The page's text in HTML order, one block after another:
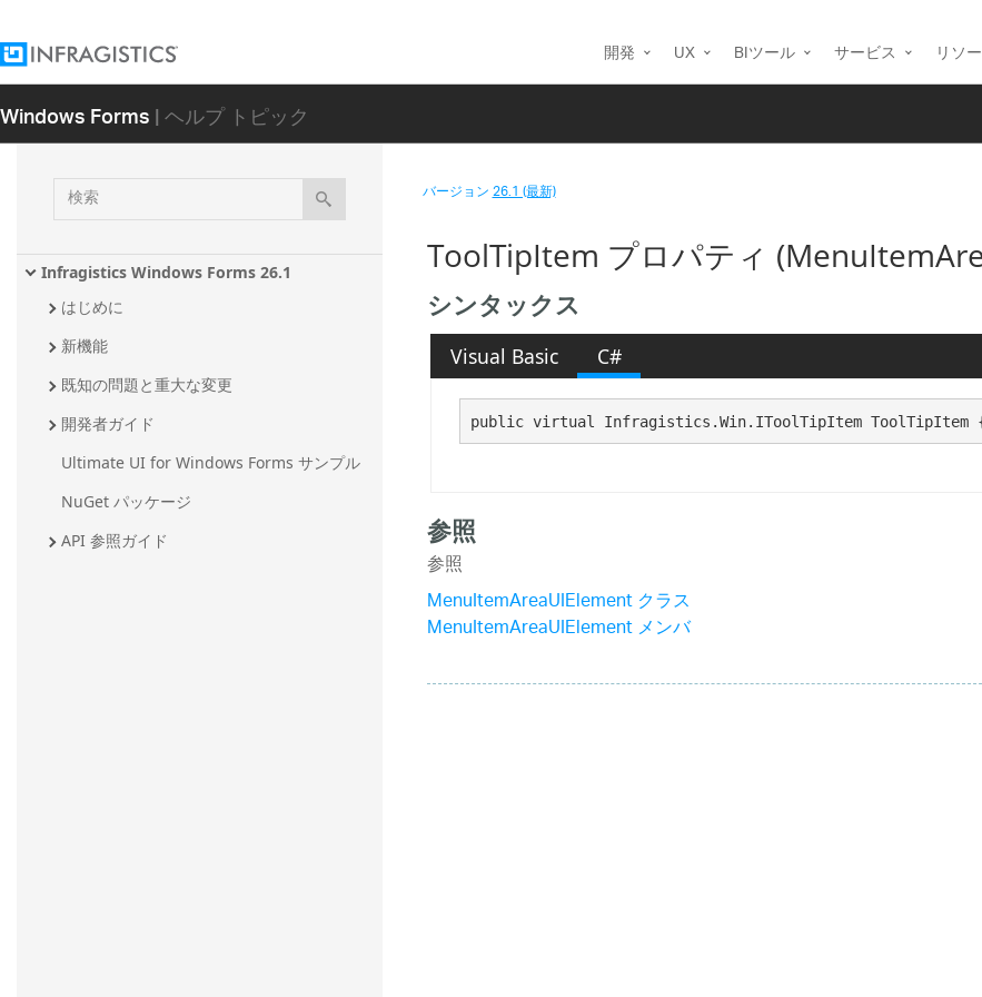
開発 UX BIツール サービス リソ
Windows Forms| ヘルプ トピック
検
索
Infragistics Windows Forms 26.1
はじめに
新機能
既知の問題と重大な変更
開発者ガイド
Ultimate UI for Windows Forms サンプル
NuGet パッケージ
API 参照ガイド
バージョン26.1 (最新)
ToolTipItem プロパティ
シンタックス
Visual Basic C#
public virtual Infragistics.Win.IToolTipItem
参照
参照
MenuItemAreaUIElement クラス
MenuItemAreaUIElement メンバ